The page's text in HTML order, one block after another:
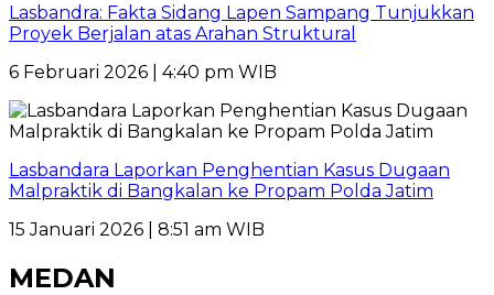
Lasbandra: Fakta Sidang Lapen Sampang Tunjukkan
Proyek Berjalan atas Arahan Struktural
6 Februari 2026 | 4:40 pm WIB
Lasbandara Laporkan Penghentian Kasus Dugaan
Malpraktik di Bangkalan ke Propam Polda Jatim
15 Januari 2026 | 8:51 am WIB
MEDAN